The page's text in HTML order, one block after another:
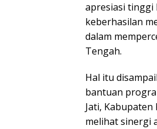
apresiasi tinggi
keberhasilan
dalam
Tengah.
Hal itu
bantuan
Jati, Kabupaten
melihat sinergi